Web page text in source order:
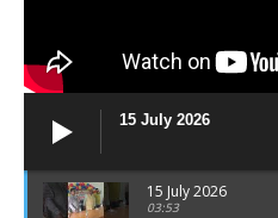
15 July 2026
15 July 2026
03:53